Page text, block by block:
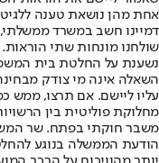
אחת מהן נושאת טענה
דמיינו חשב במשרד
שולחנו מונחות שתי
נשענת על החלטת בית
השאלה אינה מי צודק
עליו ליישם. אם תרצו, ממש
מחלוקת פוליטית בין
משבר חוקתי בפתח. שר
הודעת הממשלה בנוגע